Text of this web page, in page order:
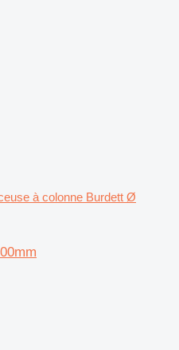
à colonne Burdett Ø